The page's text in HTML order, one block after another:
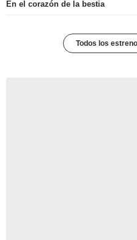
En el corazón de la bestia
Todos los